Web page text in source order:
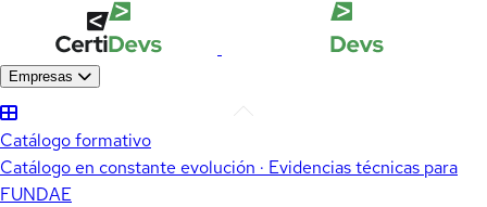
Empresas
Catálogo formativo
Catálogo en constante evolución · Evidencias técnicas para
FUNDAE